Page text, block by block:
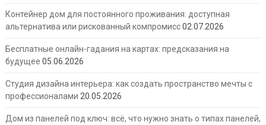
Контейнер дом для постоянного проживания: доступная
альтернатива или рискованный компромисс02.07.2026
Бесплатные онлайн-гадания на картах: предсказания на
будущее 05.06.2026
Студия дизайна интерьера: как создать пространство мечты с
профессионалами 20.05.2026
Дом из панелей под ключ: всё, что нужно знать о типах панелей,